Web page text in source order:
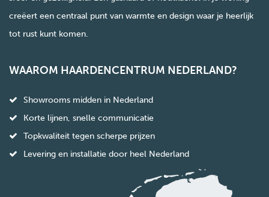
creëert een centraal punt van warmte en design waar je heerlijk
tot rust kunt komen.
WAAROM HAARDENCENTRUM NEDERLAND?
Showrooms midden in Nederland
Korte lijnen, snelle communicatie
Topkwaliteit tegen scherpe prijzen
Levering en installatie door heel Nederland